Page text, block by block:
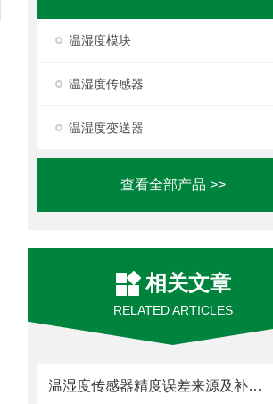
温湿度模块
温湿度传感器
温湿度变送器
查看全部产品 >>
相关文章
RELATED ARTICLES
温湿度传感器精度误差来源及补偿方法